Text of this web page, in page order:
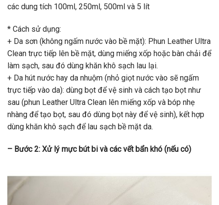
các dung tích 100ml, 250ml, 500ml và 5 lít
* Cách sử dụng:
+ Da sơn (không ngấm nước vào bề mặt): Phun Leather Ultra
Clean trực tiếp lên bề mặt, dùng miếng xốp hoặc bàn chải để
làm sạch, sau đó dùng khăn khô sạch lau lại.
+ Da hút nước hay da nhuộm (nhỏ giọt nước vào sẽ ngấm
trực tiếp vào da): dùng bọt để vệ sinh và cách tạo bọt như
sau (phun Leather Ultra Clean lên miếng xốp và bóp nhẹ
nhàng để tạo bọt, sau đó dùng bọt này để vệ sinh), kết hợp
dùng khăn khô sạch để lau sạch bề mặt da.
– Bước 2: Xử lý mực bút bi và các vết bẩn khó (nếu có)